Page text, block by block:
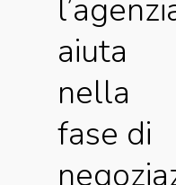
aiuta
nella
fase di